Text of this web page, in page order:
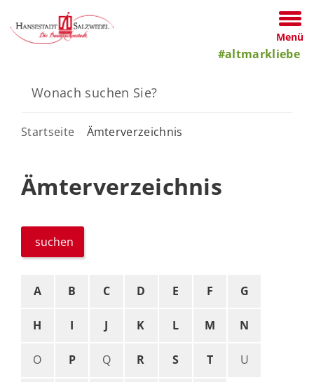
Menü
#altmarkliebe
Startseite Ämterverzeichnis
Ämterverzeichnis
suchen
A B C D E F G
H I J K L M N
O P Q R S T U